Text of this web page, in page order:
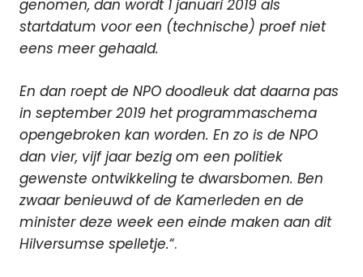
genomen, dan wordt 1 januari 2019 als
startdatum voor een (technische) proef niet
eens meer gehaald.
En dan roept de NPO doodleuk dat daarna pas
in september 2019 het programmaschema
opengebroken kan worden. En zo is de NPO
dan vier, vijf jaar bezig om een politiek
gewenste ontwikkeling te dwarsbomen. Ben
zwaar benieuwd of de Kamerleden en de
minister deze week een einde maken aan dit
Hilversumse spelletje.“.